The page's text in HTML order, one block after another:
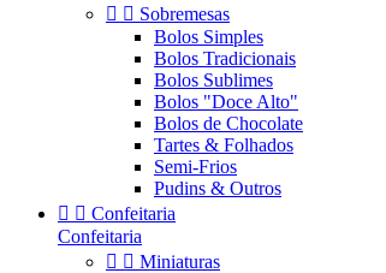
  Sobremesas
Bolos Simples
Bolos Tradicionais
Bolos Sublimes
Bolos "Doce Alto"
Bolos de Chocolate
Tartes & Folhados
Semi-Frios
Pudins & Outros
  Confeitaria
Confeitaria
  Miniaturas